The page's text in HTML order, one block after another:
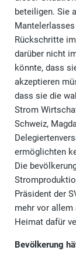
beteiligen. Sie
Rückschritte
darüber nicht
könnte, dass
akzeptieren
dass sie die
Strom
Schweiz,
ermöglichten
Die
Präsident der
mehr vor allem
Heimat dafür
Bevölkerung